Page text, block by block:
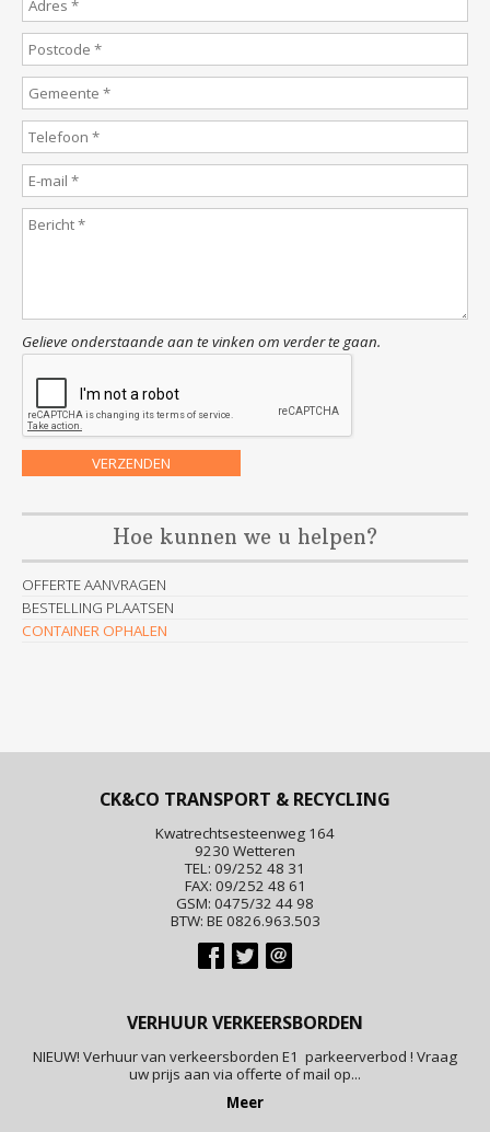
Gelieve onderstaande aan te vinken om verder te gaan.
Hoe kunnen we u helpen?
OFFERTE AANVRAGEN
BESTELLING PLAATSEN
CONTAINER OPHALEN
CK&CO TRANSPORT & RECYCLING
Kwatrechtsesteenweg 164
9230 Wetteren
TEL: 09/252 48 31
FAX: 09/252 48 61
GSM: 0475/32 44 98
BTW: BE 0826.963.503
VERHUUR VERKEERSBORDEN
NIEUW! Verhuur van verkeersborden E1 parkeerverbod ! Vraag
uw prijs aan via offerte of mail op...
Meer